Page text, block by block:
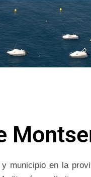
municipio en la